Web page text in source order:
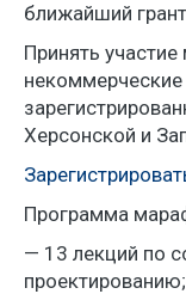
ближайший
Принять
Херсонской и
Программа
— 13 лекций по
проектированию;